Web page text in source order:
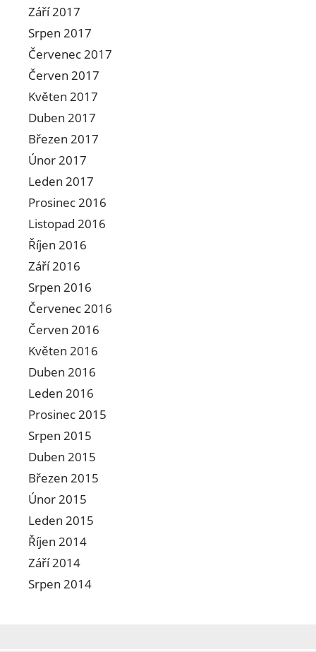
Září 2017
Srpen 2017
Červenec 2017
Červen 2017
Květen 2017
Duben 2017
Březen 2017
Únor 2017
Leden 2017
Prosinec 2016
Listopad 2016
Říjen 2016
Září 2016
Srpen 2016
Červenec 2016
Červen 2016
Květen 2016
Duben 2016
Leden 2016
Prosinec 2015
Srpen 2015
Duben 2015
Březen 2015
Únor 2015
Leden 2015
Říjen 2014
Září 2014
Srpen 2014